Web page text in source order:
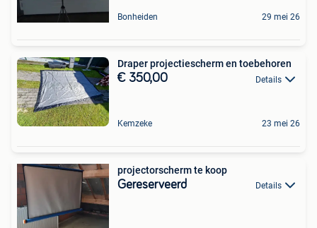
Bonheiden 29 mei 26
Draper projectiescherm en toebehoren
€ 350,00 Details
Kemzeke 23 mei 26
projectorscherm te koop
Gereserveerd Details